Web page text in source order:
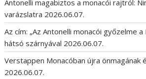
Antonelli magabiztos a monacói rajtról:
varázslatra 2026.06.07.
Az cím: „Az Antonelli monacói győzelme
hátsó szárnyával 2026.06.07.
Verstappen Monacóban újra önmagának
2026.06.07.